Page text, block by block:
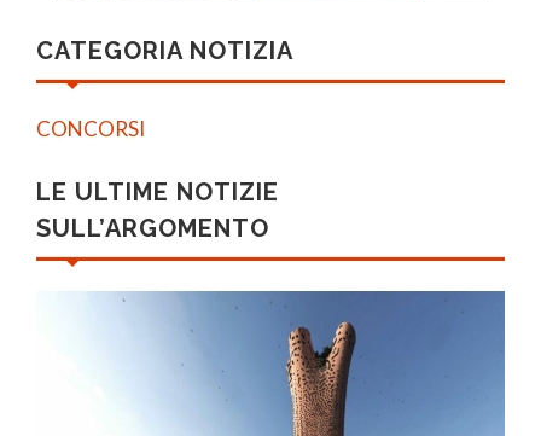
CATEGORIA NOTIZIA
CONCORSI
LE ULTIME NOTIZIE
SULL’ARGOMENTO